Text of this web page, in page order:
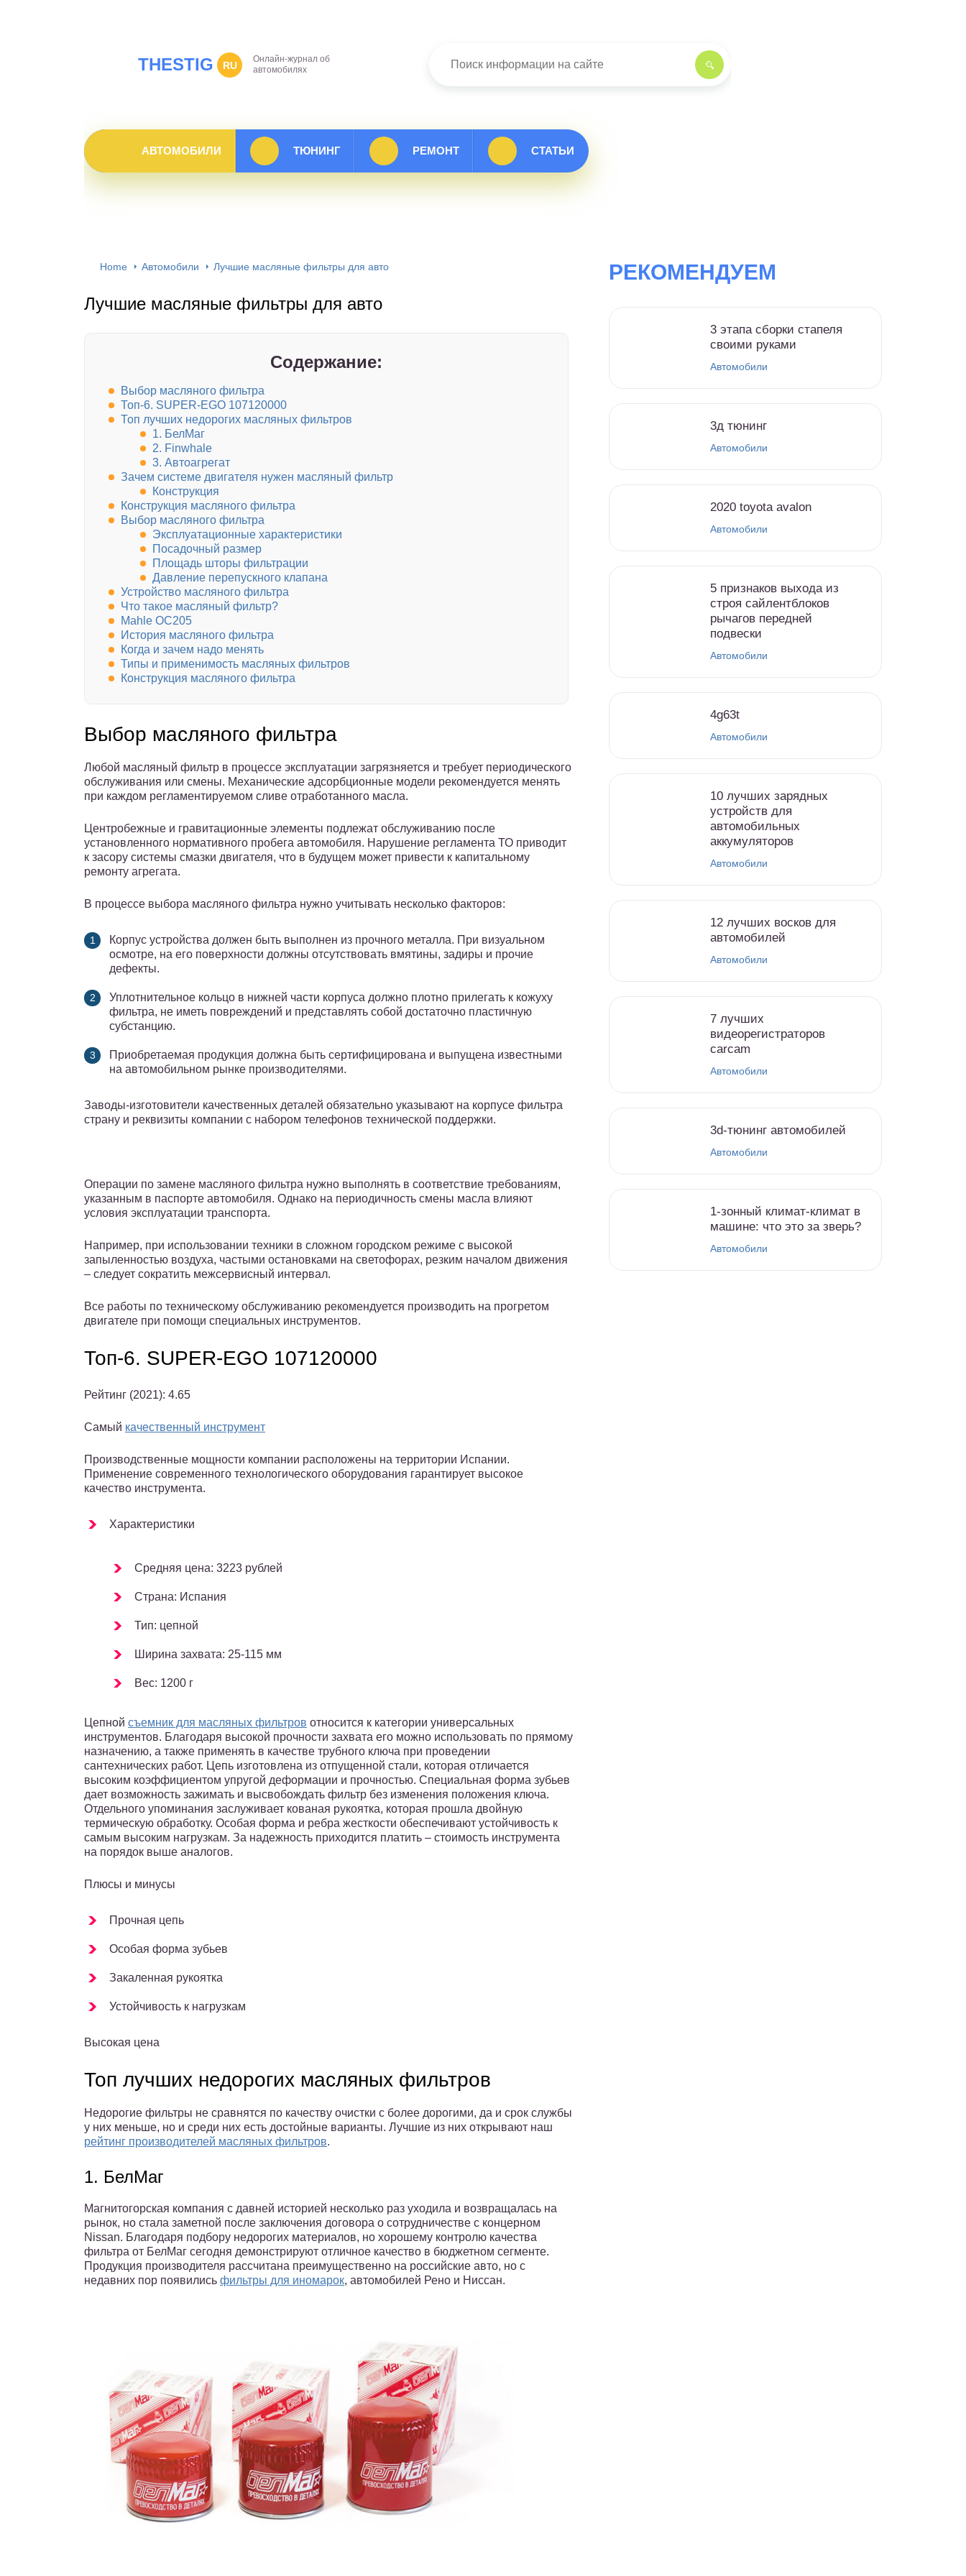
THESTIG RU
Онлайн-журнал об
автомобилях
АВТОМОБИЛИ ТЮНИНГ РЕМОНТ СТАТЬИ
Home Автомобили Лучшие масляные фильтры для авто
Лучшие масляные фильтры для авто
Содержание:
Выбор масляного фильтра
Топ-6. SUPER-EGO 107120000
Топ лучших недорогих масляных фильтров
1. БелМаг
2. Finwhale
3. Автоагрегат
Зачем системе двигателя нужен масляный фильтр
Конструкция
Конструкция масляного фильтра
Выбор масляного фильтра
Эксплуатационные характеристики
Посадочный размер
Площадь шторы фильтрации
Давление перепускного клапана
Устройство масляного фильтра
Что такое масляный фильтр?
Mahle OC205
История масляного фильтра
Когда и зачем надо менять
Типы и применимость масляных фильтров
Конструкция масляного фильтра
Выбор масляного фильтра
Любой масляный фильтр в процессе эксплуатации загрязняется и требует периодического
обслуживания или смены. Механические адсорбционные модели рекомендуется менять
при каждом регламентируемом сливе отработанного масла.
Центробежные и гравитационные элементы подлежат обслуживанию после
установленного нормативного пробега автомобиля. Нарушение регламента ТО приводит
к засору системы смазки двигателя, что в будущем может привести к капитальному
ремонту агрегата.
В процессе выбора масляного фильтра нужно учитывать несколько факторов:
Корпус устройства должен быть выполнен из прочного металла. При визуальном
осмотре, на его поверхности должны отсутствовать вмятины, задиры и прочие
дефекты.
Уплотнительное кольцо в нижней части корпуса должно плотно прилегать к кожуху
фильтра, не иметь повреждений и представлять собой достаточно пластичную
субстанцию.
Приобретаемая продукция должна быть сертифицирована и выпущена известными
на автомобильном рынке производителями.
Заводы-изготовители качественных деталей обязательно указывают на корпусе фильтра
страну и реквизиты компании с набором телефонов технической поддержки.
Операции по замене масляного фильтра нужно выполнять в соответствие требованиям,
указанным в паспорте автомобиля. Однако на периодичность смены масла влияют
условия эксплуатации транспорта.
Например, при использовании техники в сложном городском режиме с высокой
запыленностью воздуха, частыми остановками на светофорах, резким началом движения
– следует сократить межсервисный интервал.
Все работы по техническому обслуживанию рекомендуется производить на прогретом
двигателе при помощи специальных инструментов.
Топ-6. SUPER-EGO 107120000
Рейтинг (2021): 4.65
Самый качественный инструмент
Производственные мощности компании расположены на территории Испании.
Применение современного технологического оборудования гарантирует высокое
качество инструмента.
Характеристики
Средняя цена: 3223 рублей
Страна: Испания
Тип: цепной
Ширина захвата: 25-115 мм
Вес: 1200 г
Цепной съемник для масляных фильтров относится к категории универсальных
инструментов. Благодаря высокой прочности захвата его можно использовать по прямому
назначению, а также применять в качестве трубного ключа при проведении
сантехнических работ. Цепь изготовлена из отпущенной стали, которая отличается
высоким коэффициентом упругой деформации и прочностью. Специальная форма зубьев
дает возможность зажимать и высвобождать фильтр без изменения положения ключа.
Отдельного упоминания заслуживает кованая рукоятка, которая прошла двойную
термическую обработку. Особая форма и ребра жесткости обеспечивают устойчивость к
самым высоким нагрузкам. За надежность приходится платить – стоимость инструмента
на порядок выше аналогов.
Плюсы и минусы
Прочная цепь
Особая форма зубьев
Закаленная рукоятка
Устойчивость к нагрузкам
Высокая цена
Топ лучших недорогих масляных фильтров
Недорогие фильтры не сравнятся по качеству очистки с более дорогими, да и срок службы
у них меньше, но и среди них есть достойные варианты. Лучшие из них открывают наш
рейтинг производителей масляных фильтров.
1. БелМаг
Магнитогорская компания с давней историей несколько раз уходила и возвращалась на
рынок, но стала заметной после заключения договора о сотрудничестве с концерном
Nissan. Благодаря подбору недорогих материалов, но хорошему контролю качества
фильтра от БелМаг сегодня демонстрируют отличное качество в бюджетном сегменте.
Продукция производителя рассчитана преимущественно на российские авто, но с
недавних пор появились фильтры для иномарок, автомобилей Рено и Ниссан.
РЕКОМЕНДУЕМ
3 этапа сборки стапеля
своими руками
Автомобили
3д тюнинг
Автомобили
2020 toyota avalon
Автомобили
5 признаков выхода из
строя сайлентблоков
рычагов передней
подвески
Автомобили
4g63t
Автомобили
10 лучших зарядных
устройств для
автомобильных
аккумуляторов
Автомобили
12 лучших восков для
автомобилей
Автомобили
7 лучших
видеорегистраторов
carcam
Автомобили
3d-тюнинг автомобилей
Автомобили
1-зонный климат-климат в
машине: что это за зверь?
Автомобили